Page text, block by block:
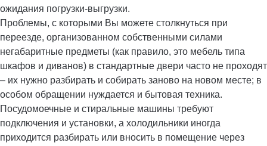
ожидания погрузки-выгрузки.
Проблемы, с которыми Вы можете столкнуться при
переезде, организованном собственными силами
негабаритные предметы (как правило, это мебель типа
шкафов и диванов) в стандартные двери часто не проходят
– их нужно разбирать и собирать заново на новом месте; в
особом обращении нуждается и бытовая техника.
Посудомоечные и стиральные машины требуют
подключения и установки, а холодильники иногда
приходится разбирать или вносить в помещение через